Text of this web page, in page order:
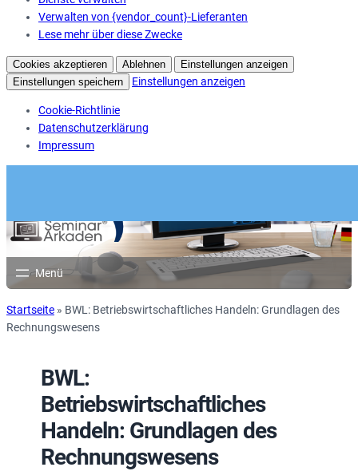
Verwalten von {vendor_count}-Lieferanten
Lese mehr über diese Zwecke
Cookies akzeptieren Ablehnen
Einstellungen anzeigen
Einstellungen speichern
Einstellungen anzeigen
Cookie-Richtlinie
Datenschutzerklärung
Impressum
Startseite » BWL: Betriebswirtschaftliches Handeln: Grundlagen des
Rechnungswesens
BWL:
Betriebswirtschaftliches
Handeln: Grundlagen des
Rechnungswesens